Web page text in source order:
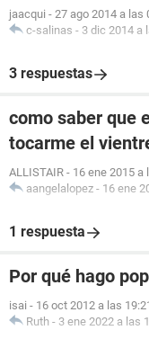
jaacqui - 27 ago 2014 a las
c-salinas - 3 dic 2014 a
3 respuestas
como saber que
tocarme el
ALLISTAIR - 16 ene 2015 a
aangelalopez - 16 ene
1 respuesta
Por qué hago
isai - 16 oct 2012 a las
Ruth - 3 ene 2022 a las